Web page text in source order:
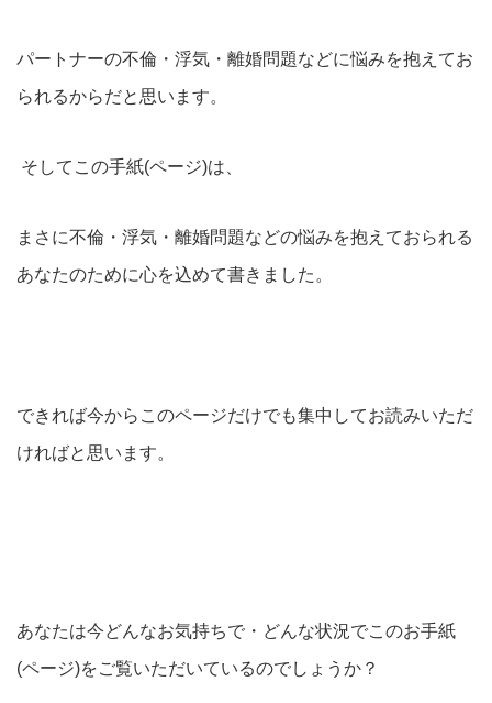
パートナーの不倫・浮気・離婚問題などに悩みを抱えてお
られるからだと思います。
そしてこの手紙(ページ)は、
まさに不倫・浮気・離婚問題などの悩みを抱えておられる
あなたのために心を込めて書きました。
できれば今からこのページだけでも集中してお読みいただ
ければと思います。
あなたは今どんなお気持ちで・どんな状況でこのお手紙
(ページ)をご覧いただいているのでしょうか？